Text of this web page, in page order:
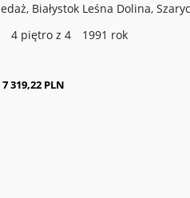
Białystok Leśna Dolina,
4 piętro z 4 1991 rok
7 319,22 PLN